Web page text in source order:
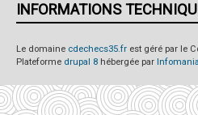
INFORMATIONS
Le domaine cdechecs35.fr est géré par le
Plateforme drupal 8 hébergée par